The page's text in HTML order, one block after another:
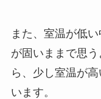
また、室温が低
が固いままで思
ら、少し室温が
います。